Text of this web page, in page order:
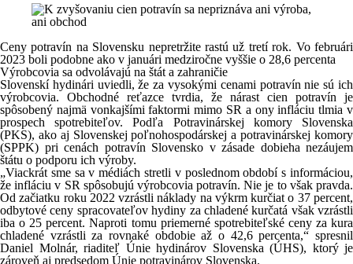
Ceny potravín na Slovensku nepretržite rastú už tretí rok. Vo februári
2023 boli podobne ako v januári medziročne vyššie o 28,6 percenta
Výrobcovia sa odvolávajú na štát a zahraničie
Slovenskí hydinári uviedli, že za vysokými cenami potravín nie sú ich
výrobcovia. Obchodné reťazce tvrdia, že nárast cien potravín je
spôsobený najmä vonkajšími faktormi mimo SR a ony infláciu tlmia v
prospech spotrebiteľov. Podľa Potravinárskej komory Slovenska
(PKS), ako aj Slovenskej poľnohospodárskej a potravinárskej komory
(SPPK) pri cenách potravín Slovensko v zásade dobieha nezáujem
štátu o podporu ich výroby.
„Viackrát sme sa v médiách stretli v poslednom období s informáciou,
že infláciu v SR spôsobujú výrobcovia potravín. Nie je to však pravda.
Od začiatku roku 2022 vzrástli náklady na výkrm kurčiat o 37 percent,
odbytové ceny spracovateľov hydiny za chladené kurčatá však vzrástli
iba o 25 percent. Naproti tomu priemerné spotrebiteľské ceny za kura
chladené vzrástli za rovnaké obdobie až o 42,6 percenta,“ spresnil
Daniel Molnár, riaditeľ Únie hydinárov Slovenska (ÚHS), ktorý je
zároveň aj predsedom Únie potravinárov Slovenska.